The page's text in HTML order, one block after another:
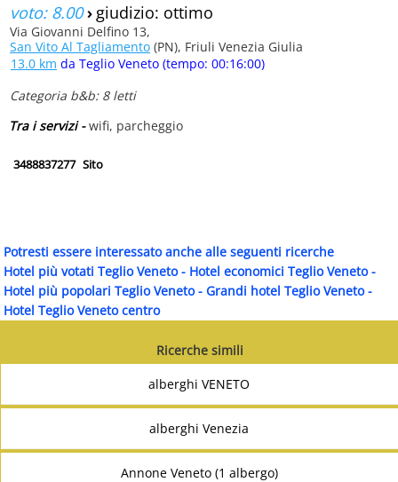
voto: 8.00› giudizio: ottimo
Via Giovanni Delfino 13,
San Vito Al Tagliamento (PN), Friuli Venezia Giulia
13.0 km da Teglio Veneto (tempo: 00:16:00)
Categoria b&b: 8 letti
Tra i servizi -wifi, parcheggio
3488837277 Sito
Potresti essere interessato anche alle seguenti ricerche
Hotel più votati Teglio Veneto- Hotel economici Teglio Veneto-
Hotel più popolari Teglio Veneto- Grandi hotel Teglio Veneto-
Hotel Teglio Veneto centro
Ricerche simili
alberghi VENETO
alberghi Venezia
Annone Veneto (1 albergo)